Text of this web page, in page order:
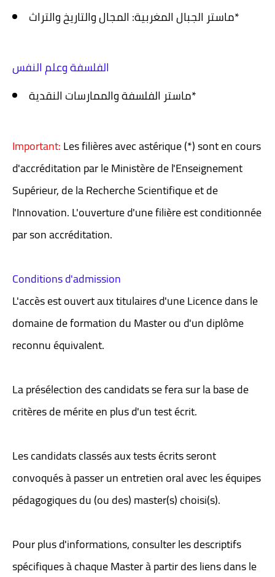
ماستر الجبال المغربية: المجال والتاريخ والتراث*
الفلسفة وعلم النفس
ماستر الفلسفة والممارسات النقدية*
Important:Les filières avec astérique (*) sont en cours
d'accréditation par le Ministère de l'Enseignement
Supérieur, de la Recherche Scientifique et de
l'Innovation. L'ouverture d'une filière est conditionnée
par son accréditation.
Conditions d'admission
L'accès est ouvert aux titulaires d'une Licence dans le
domaine de formation du Master ou d'un diplôme
reconnu équivalent.
La présélection des candidats se fera sur la base de
critères de mérite en plus d'un test écrit.
Les candidats classés aux tests écrits seront
convoqués à passer un entretien oral avec les équipes
pédagogiques du (ou des) master(s) choisi(s).
Pour plus d'informations, consulter les descriptifs
spécifiques à chaque Master à partir des liens dans le